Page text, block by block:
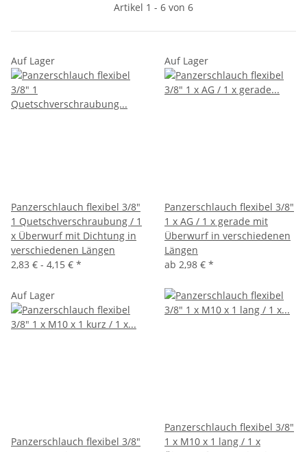
Artikel 1 - 6 von 6
Auf Lager
Panzerschlauch flexibel 3/8"
1 Quetschverschraubung / 1
x Überwurf mit Dichtung in
verschiedenen Längen
2,83 € - 4,15 € *
Auf Lager
Panzerschlauch flexibel 3/8"
1 x AG / 1 x gerade mit
Überwurf in verschiedenen
Längen
ab 2,98 € *
Auf Lager
Panzerschlauch flexibel 3/8"
Panzerschlauch flexibel 3/8"
1 x M10 x 1 lang / 1 x